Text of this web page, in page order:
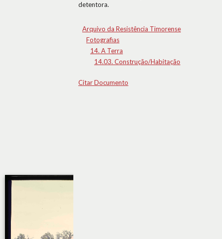
detentora.
Arquivo da Resistência Timorense
Fotografias
14. A Terra
14.03. Construção/Habitação
Citar Documento